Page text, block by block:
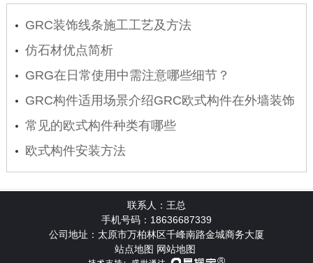
GRC装饰线条施工工艺及方法
仿石材优点简析
GRG在日常使用中需注意哪些细节？
GRC构件适用场景介绍GRC欧式构件在外墙装饰
的应用
常见的欧式构件种类有哪些
欧式构件安装方法
联系人：王总
手机号码：18636687339
公司地址：太原市万柏林区千峰南路金城商务大厦
站点地图 网站地图